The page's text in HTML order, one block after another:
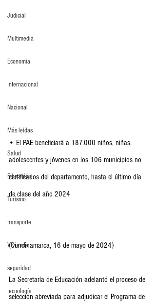
Judicial
Multimedia
Economia
Internacional
Nacional
Más leídas
Salud
Educación
Turismo
transporte
Vivienda
seguridad
tecnología
• El PAE beneficiará a 187.000 niños, niñas,
adolescentes y jóvenes en los 106 municipios no
certificados del departamento, hasta el último día
de clase del año 2024
(Cundinamarca, 16 de mayo de 2024)
La Secretaría de Educación adelantó el proceso de
selección abreviada para adjudicar el Programa de